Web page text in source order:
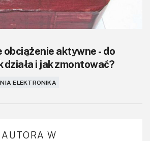
aktywne - do
działa i jak zmontować?
ELEKTRONIKA
W